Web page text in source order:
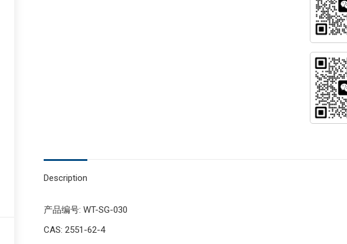
Description
产品编号: WT-SG-030
CAS: 2551-62-4